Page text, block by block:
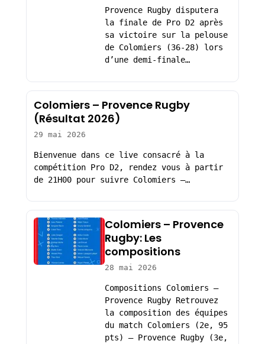
Provence Rugby disputera
la finale de Pro D2 après
sa victoire sur la pelouse
de Colomiers (36-28) lors
d’une demi-finale…
Colomiers – Provence Rugby
(Résultat 2026)
29 mai 2026
Bienvenue dans ce live consacré à la
compétition Pro D2, rendez vous à partir
de 21H00 pour suivre Colomiers –…
Colomiers – Provence
Rugby: Les
compositions
28 mai 2026
Compositions Colomiers –
Provence Rugby Retrouvez
la composition des équipes
du match Colomiers (2e, 95
pts) – Provence Rugby (3e,